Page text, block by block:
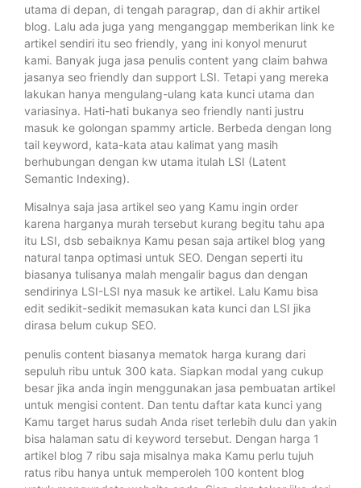
utama di depan, di tengah paragrap, dan di akhir artikel
blog. Lalu ada juga yang menganggap memberikan link ke
artikel sendiri itu seo friendly, yang ini konyol menurut
kami. Banyak juga jasa penulis content yang claim bahwa
jasanya seo friendly dan support LSI. Tetapi yang mereka
lakukan hanya mengulang-ulang kata kunci utama dan
variasinya. Hati-hati bukanya seo friendly nanti justru
masuk ke golongan spammy article. Berbeda dengan long
tail keyword, kata-kata atau kalimat yang masih
berhubungan dengan kw utama itulah LSI (Latent
Semantic Indexing).
Misalnya saja jasa artikel seo yang Kamu ingin order
karena harganya murah tersebut kurang begitu tahu apa
itu LSI, dsb sebaiknya Kamu pesan saja artikel blog yang
natural tanpa optimasi untuk SEO. Dengan seperti itu
biasanya tulisanya malah mengalir bagus dan dengan
sendirinya LSI-LSI nya masuk ke artikel. Lalu Kamu bisa
edit sedikit-sedikit memasukan kata kunci dan LSI jika
dirasa belum cukup SEO.
penulis content biasanya mematok harga kurang dari
sepuluh ribu untuk 300 kata. Siapkan modal yang cukup
besar jika anda ingin menggunakan jasa pembuatan artikel
untuk mengisi content. Dan tentu daftar kata kunci yang
Kamu target harus sudah Anda riset terlebih dulu dan yakin
bisa halaman satu di keyword tersebut. Dengan harga 1
artikel blog 7 ribu saja misalnya maka Kamu perlu tujuh
ratus ribu hanya untuk memperoleh 100 kontent blog